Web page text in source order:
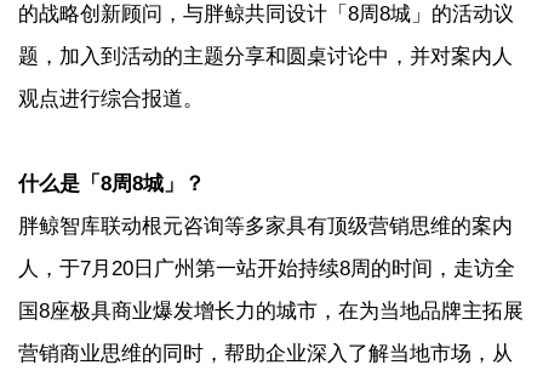
的战略创新顾问，与胖鲸共同设计「8周8城」的活动议
题，加入到活动的主题分享和圆桌讨论中，并对案内人
观点进行综合报道。
什么是「8周8城」？
胖鲸智库联动根元咨询等多家具有顶级营销思维的案内
人，于7月20日广州第一站开始持续8周的时间，走访全
国8座极具商业爆发增长力的城市，在为当地品牌主拓展
营销商业思维的同时，帮助企业深入了解当地市场，从